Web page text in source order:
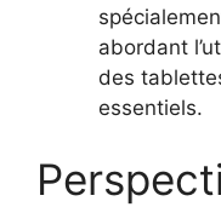
abordant
des
essentiels.